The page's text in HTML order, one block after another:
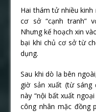
Hai thám tử nhiều
cơ sở “cạnh tranh”
Nhưng kế hoạch xin
bại khi chủ cơ sở từ
dụng.
Sau khi dò la bên
giờ sản xuất (từ
này “nội bất xuất
công nhân mặc đồng